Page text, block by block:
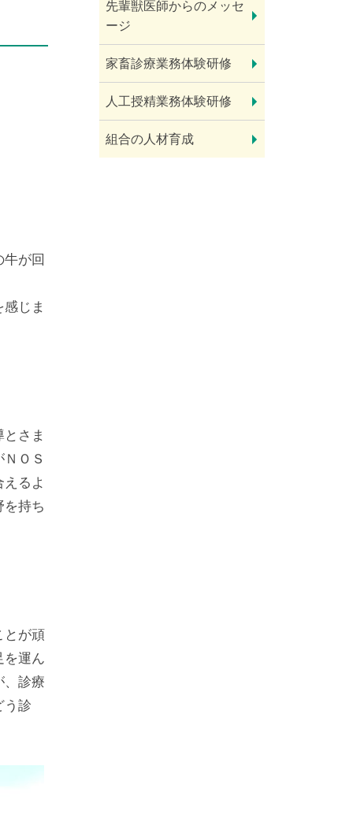
が回
じま
さま
ＯＳ
るよ
を持ち
とが頑
を運ん
、診療
う診
先輩獣医師からのメッセ
ージ
家畜診療業務体験研修
人工授精業務体験研修
組合の人材育成